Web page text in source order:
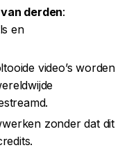
derden:
en
video’s worden
zonder dat dit